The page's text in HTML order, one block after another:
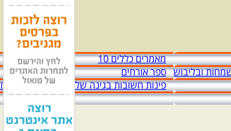
מאמרים כללים 10
ובליבוש ספר אורחים
פינות חשובות בגינה שלפני הכניסה לבית